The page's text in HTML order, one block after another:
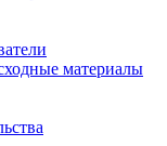
материалы